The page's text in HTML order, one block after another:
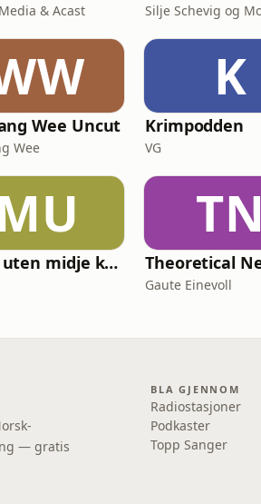
& Acast
Wee Uncut
Wee
K
Krimpodden
VG
Menn uten midje kan også lese
TN
Gaute Einevoll
— gratis
BLA GJENNOM
Radiostasjoner
Podkaster
Topp Sanger